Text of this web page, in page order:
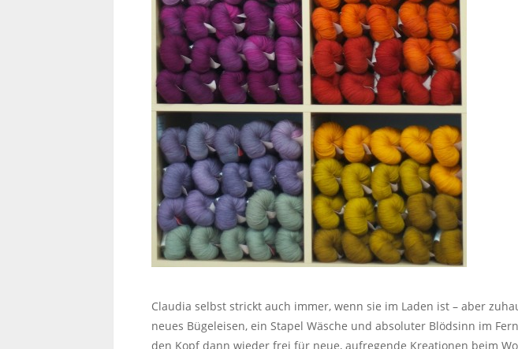
Claudia selbst strickt auch immer, wenn sie im Laden ist – aber
neues Bügeleisen, ein Stapel Wäsche und absoluter Blödsinn im
den Kopf dann wieder frei für neue, aufregende Kreationen beim